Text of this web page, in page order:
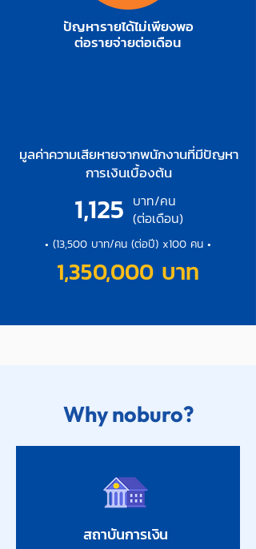
ปัญหารายได้ไม่เพียงพอ
ต่อรายจ่ายต่อเดือน
มูลค่าความเสียหายจากพนักงานที่มีปัญหา
การเงินเบื้องต้น
1,125 บาท/คน
(ต่อเดือน)
• (13,500 บาท/คน (ต่อปี) x100 คน •
1,350,000 บาท
Why noburo?
สถาบันการเงิน